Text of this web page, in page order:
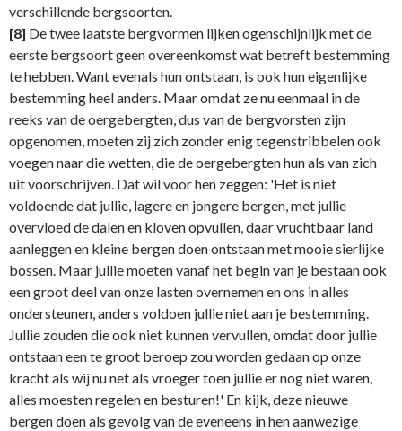
verschillende bergsoorten.
[8] De twee laatste bergvormen lijken ogenschijnlijk met de
eerste bergsoort geen overeenkomst wat betreft bestemming
te hebben. Want evenals hun ontstaan, is ook hun eigenlijke
bestemming heel anders. Maar omdat ze nu eenmaal in de
reeks van de oergebergten, dus van de bergvorsten zijn
opgenomen, moeten zij zich zonder enig tegenstribbelen ook
voegen naar die wetten, die de oergebergten hun als van zich
uit voorschrijven. Dat wil voor hen zeggen: 'Het is niet
voldoende dat jullie, lagere en jongere bergen, met jullie
overvloed de dalen en kloven opvullen, daar vruchtbaar land
aanleggen en kleine bergen doen ontstaan met mooie sierlijke
bossen. Maar jullie moeten vanaf het begin van je bestaan ook
een groot deel van onze lasten overnemen en ons in alles
ondersteunen, anders voldoen jullie niet aan je bestemming.
Jullie zouden die ook niet kunnen vervullen, omdat door jullie
ontstaan een te groot beroep zou worden gedaan op onze
kracht als wij nu net als vroeger toen jullie er nog niet waren,
alles moesten regelen en besturen!' En kijk, deze nieuwe
bergen doen als gevolg van de eveneens in hen aanwezige